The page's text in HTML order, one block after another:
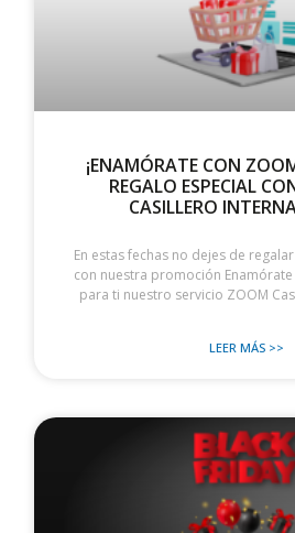
¡ENAMÓRATE CON
REGALO ESPECIAL
CASILLERO
En estas fechas no dejes de
con nuestra promoción
para ti nuestro servicio ZOOM
LEER MÁS >>